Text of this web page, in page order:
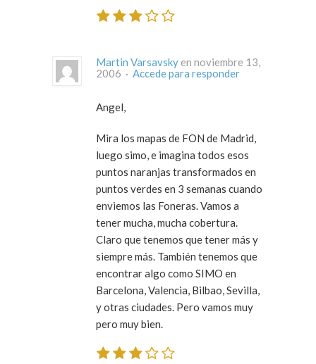
Martin Varsavsky en noviembre 13,
2006 · Accede para responder
Angel,
Mira los mapas de FON de Madrid,
luego simo, e imagina todos esos
puntos naranjas transformados en
puntos verdes en 3 semanas cuando
enviemos las Foneras. Vamos a
tener mucha, mucha cobertura.
Claro que tenemos que tener más y
siempre más. También tenemos que
encontrar algo como SIMO en
Barcelona, Valencia, Bilbao, Sevilla,
y otras ciudades. Pero vamos muy
pero muy bien.